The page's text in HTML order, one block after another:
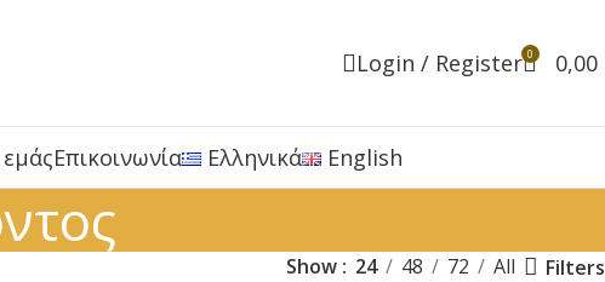
Login / Register 0 0,00
εμάςΕπικοινωνία Ελληνικά English
Show 24 48 72 All Filters